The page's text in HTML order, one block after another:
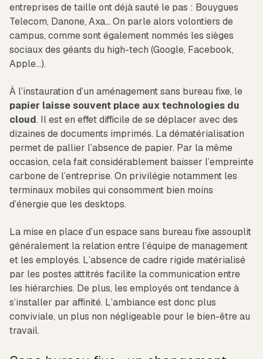
entreprises de taille ont déjà sauté le pas : Bouygues
Telecom, Danone, Axa… On parle alors volontiers de
campus, comme sont également nommés les sièges
sociaux des géants du high-tech (Google, Facebook,
Apple…).
À l’instauration d’un aménagement sans bureau fixe, le
papier laisse souvent place aux technologies du
cloud. Il est en effet difficile de se déplacer avec des
dizaines de documents imprimés. La dématérialisation
permet de pallier l’absence de papier. Par la même
occasion, cela fait considérablement baisser l’empreinte
carbone de l’entreprise. On privilégie notamment les
terminaux mobiles qui consomment bien moins
d’énergie que les desktops.
La mise en place d’un espace sans bureau fixe assouplit
généralement la relation entre l’équipe de management
et les employés. L’absence de cadre rigide matérialisé
par les postes attitrés facilite la communication entre
les hiérarchies. De plus, les employés ont tendance à
s’installer par affinité. L’ambiance est donc plus
conviviale, un plus non négligeable pour le bien-être au
travail.